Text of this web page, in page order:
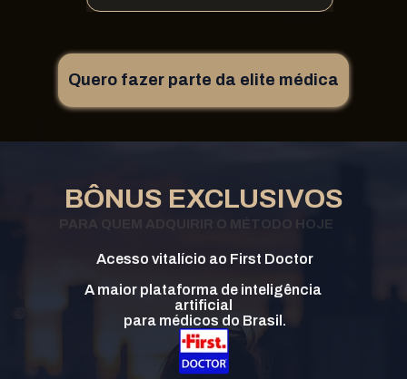
Quero fazer parte da elite médica
BÔNUS EXCLUSIVOS
PARA QUEM ADQUIRIR O MÉTODO HOJE
Acesso vitalício ao First Doctor
A maior plataforma de inteligência
artificial
para médicos do Brasil.